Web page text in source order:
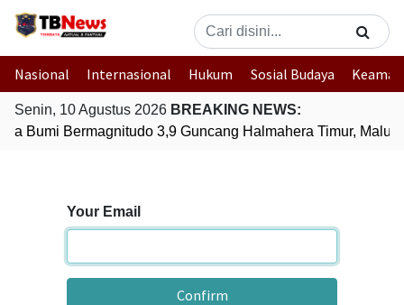
Nasional Internasional Hukum Sosial Budaya
Senin, 10 Agustus 2026 BREAKING NEWS:
Bumi Bermagnitudo 3,9 Guncang Halmahera Timur,
Your Email
Confirm